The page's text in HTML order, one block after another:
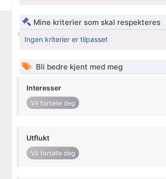
Mine kriterier som skal respekteres
Ingen kriterier er tilpasset
Bli bedre kjent med meg
Interesser
Vil fortelle deg
Utflukt
Vil fortelle deg